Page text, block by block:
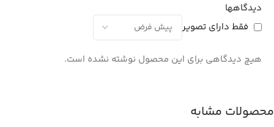
دیدگاهها
فقط دارای تصویر
هیچ دیدگاهی برای این محصول نوشته نشده است.
محصولات مشابه